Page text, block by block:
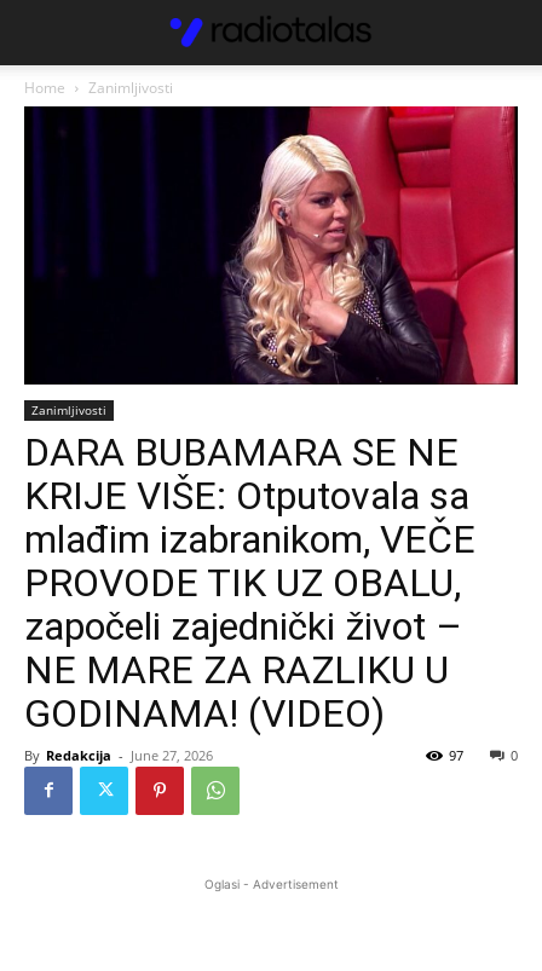
Home Zanimljivosti
Zanimljivosti
DARA BUBAMARA SE NE
KRIJE VIŠE: Otputovala sa
mlađim izabranikom, VEČE
PROVODE TIK UZ OBALU,
započeli zajednički život –
NE MARE ZA RAZLIKU U
GODINAMA! (VIDEO)
By Redakcija - June 27, 2026 0
97
Oglasi - Advertisement